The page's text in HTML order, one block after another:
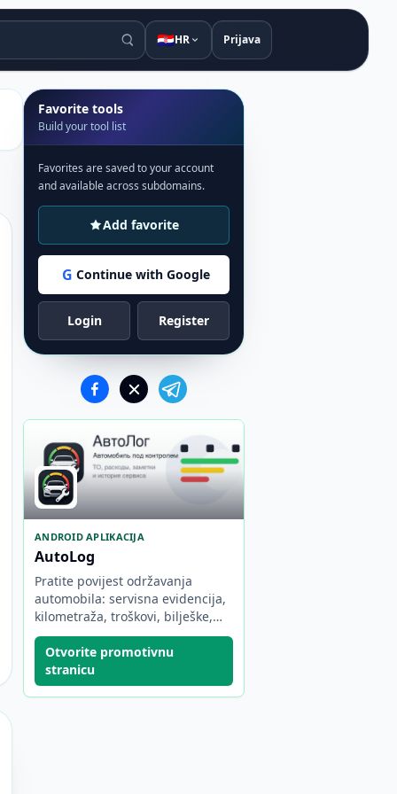
🇭🇷HR Prijava
Favorite tools
Build your tool list
Favorites are saved to your account
and available across subdomains.
Add favorite
G Continue with Google
Login Register
ANDROID APLIKACIJA
AutoLog
Pratite povijest održavanja
automobila: servisna evidencija,
kilometraža, troškovi, bilješke,
podsjetnici i statistika.
Otvorite promotivnu
stranicu